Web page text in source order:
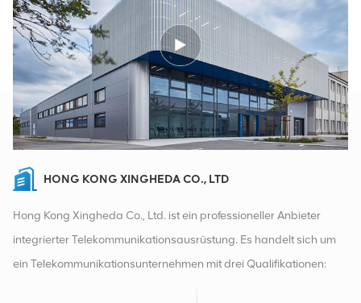
HONG KONG XINGHEDA CO., LTD
Hong Kong Xingheda Co., Ltd. ist ein professioneller Anbieter
integrierter Telekommunikationsausrüstung. Es handelt sich um
ein Telekommunikationsunternehmen mit drei Qualifikationen: